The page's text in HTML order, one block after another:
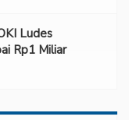
Ludes
Rp1 Miliar